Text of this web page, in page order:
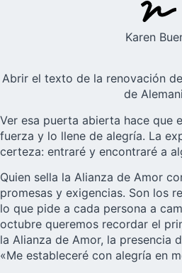
Karen
Abrir el texto de la renovación
de
Ver esa puerta abierta hace que
fuerza y lo llene de alegría. La
certeza: entraré y encontraré a
Quien sella la Alianza de Amor
promesas y exigencias. Son los
lo que pide a cada persona a
octubre queremos recordar el
la Alianza de Amor, la presencia
«Me estableceré con alegría en